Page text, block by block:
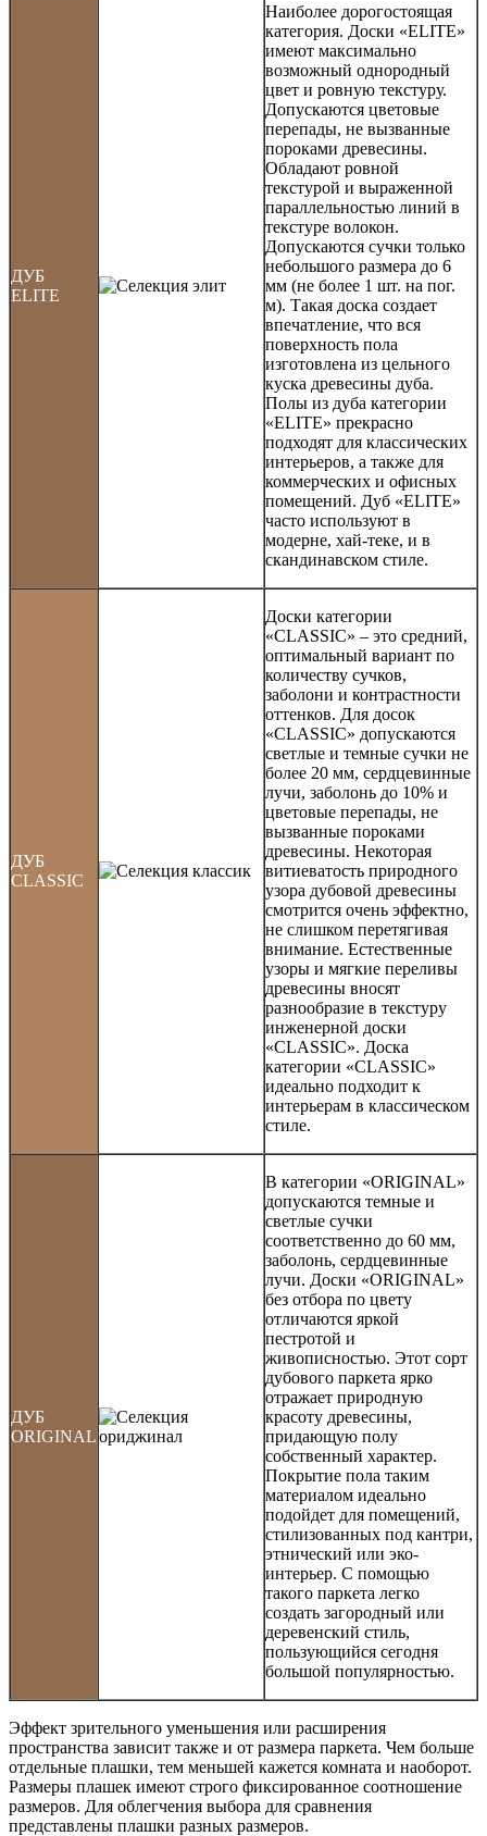
ДУБ
ELITE
Наиболее дорогостоящая
категория. Доски «ELITE»
имеют максимально
возможный однородный
цвет и ровную текстуру.
Допускаются цветовые
перепады, не вызванные
пороками древесины.
Обладают ровной
текстурой и выраженной
параллельностью линий в
текстуре волокон.
Допускаются сучки только
небольшого размера до 6
мм (не более 1 шт. на пог.
м). Такая доска создает
впечатление, что вся
поверхность пола
изготовлена из цельного
куска древесины дуба.
Полы из дуба категории
«ELITE» прекрасно
подходят для классических
интерьеров, а также для
коммерческих и офисных
помещений. Дуб «ELITE»
часто используют в
модерне, хай-теке, и в
скандинавском стиле.
ДУБ
CLASSIC
Доски категории
«CLASSIC» – это средний,
оптимальный вариант по
количеству сучков,
заболони и контрастности
оттенков. Для досок
«CLASSIC» допускаются
светлые и темные сучки не
более 20 мм, сердцевинные
лучи, заболонь до 10% и
цветовые перепады, не
вызванные пороками
древесины. Некоторая
витиеватость природного
узора дубовой древесины
смотрится очень эффектно,
не слишком перетягивая
внимание. Естественные
узоры и мягкие переливы
древесины вносят
разнообразие в текстуру
инженерной доски
«CLASSIC». Доска
категории «CLASSIC»
идеально подходит к
интерьерам в классическом
стиле.
ДУБ
ORIGINAL
В категории «ORIGINAL»
допускаются темные и
светлые сучки
соответственно до 60 мм,
заболонь, сердцевинные
лучи. Доски «ORIGINAL»
без отбора по цвету
отличаются яркой
пестротой и
живописностью. Этот сорт
дубового паркета ярко
отражает природную
красоту древесины,
придающую полу
собственный характер.
Покрытие пола таким
материалом идеально
подойдет для помещений,
стилизованных под кантри,
этнический или эко-
интерьер. С помощью
такого паркета легко
создать загородный или
деревенский стиль,
пользующийся сегодня
большой популярностью.
Эффект зрительного уменьшения или расширения
пространства зависит также и от размера паркета. Чем больше
отдельные плашки, тем меньшей кажется комната и наоборот.
Размеры плашек имеют строго фиксированное соотношение
размеров. Для облегчения выбора для сравнения
представлены плашки разных размеров.